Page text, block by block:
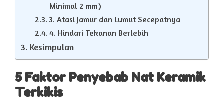
Minimal 2 mm)
3. Atasi Jamur dan Lumut Secepatnya
4. Hindari Tekanan Berlebih
Kesimpulan
5 Faktor Penyebab Nat Keramik
Terkikis